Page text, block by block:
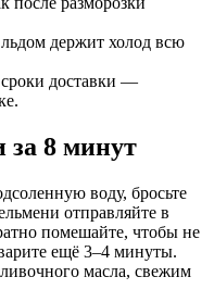
держит холод всю
доставки —
за 8 минут
воду, бросьте
отправляйте в
помешайте, чтобы не
ещё 3–4 минуты.
масла, свежим